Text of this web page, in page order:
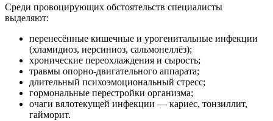
Среди провоцирующих обстоятельств специалисты
выделяют:
перенесённые кишечные и урогенитальные инфекции
(хламидиоз, иерсиниоз, сальмонеллёз);
хронические переохлаждения и сырость;
травмы опорно-двигательного аппарата;
длительный психоэмоциональный стресс;
гормональные перестройки организма;
очаги вялотекущей инфекции — кариес, тонзиллит,
гайморит.